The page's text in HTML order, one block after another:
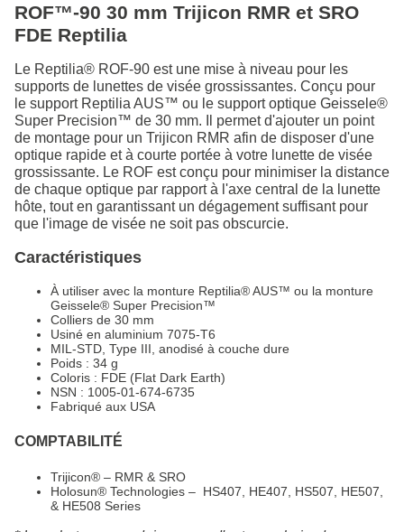
ROF™-90 30 mm Trijicon RMR et SRO
FDE Reptilia
Le Reptilia® ROF-90 est une mise à niveau pour les
supports de lunettes de visée grossissantes. Conçu pour
le support Reptilia AUS™ ou le support optique Geissele®
Super Precision™ de 30 mm. Il permet d'ajouter un point
de montage pour un Trijicon RMR afin de disposer d'une
optique rapide et à courte portée à votre lunette de visée
grossissante. Le ROF est conçu pour minimiser la distance
de chaque optique par rapport à l'axe central de la lunette
hôte, tout en garantissant un dégagement suffisant pour
que l'image de visée ne soit pas obscurcie.
Caractéristiques
À utiliser avec la monture Reptilia® AUS™ ou la monture
Geissele® Super Precision™
Colliers de 30 mm
Usiné en aluminium 7075-T6
MIL-STD, Type III, anodisé à couche dure
Poids : 34 g
Coloris : FDE (Flat Dark Earth)
NSN : 1005-01-674-6735
Fabriqué aux USA
COMPTABILITÉ
Trijicon® – RMR & SRO
Holosun® Technologies – HS407, HE407, HS507, HE507,
& HE508 Series